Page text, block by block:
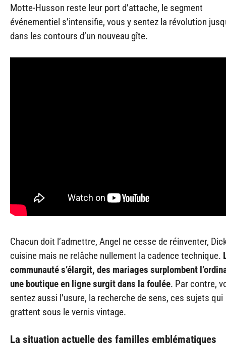
Motte-Husson reste leur port d’attache, le segment
événementiel s’intensifie, vous y sentez la révolution
dans les contours d’un nouveau gîte.
Chacun doit l’admettre, Angel ne cesse de réinventer,
cuisine mais ne relâche nullement la cadence technique.
communauté s’élargit, des mariages surplombent
une boutique en ligne surgit dans la foulée. Par contre,
sentez aussi l’usure, la recherche de sens, ces sujets qui
grattent sous le vernis vintage.
La situation actuelle des familles emblématiques